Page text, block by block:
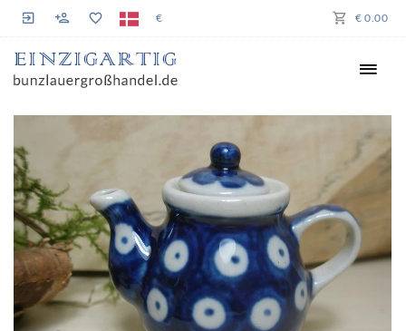
€ € 0.00